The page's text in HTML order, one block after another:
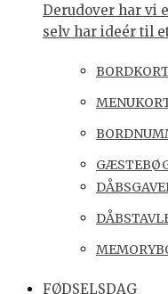
Derudover har vi
selv har ideér til
BORDKORT
FØDSELSDAG